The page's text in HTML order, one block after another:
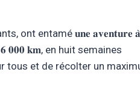
ont entamé 𝐮𝐧𝐞 𝐚𝐯𝐞𝐧𝐭𝐮𝐫𝐞
𝟎𝟎𝟎 𝐤𝐦, en huit semaines
tous et de récolter un